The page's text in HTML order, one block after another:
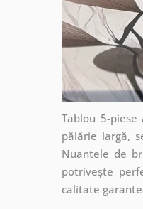
Tablou 5-
pălărie largă,
Nuantele de
potrivește
calitate